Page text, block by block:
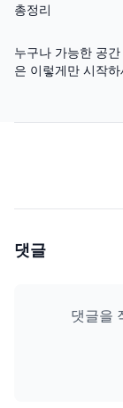
총정리
누구나 가능한 공
은 이렇게만 시작하
댓글
댓글을